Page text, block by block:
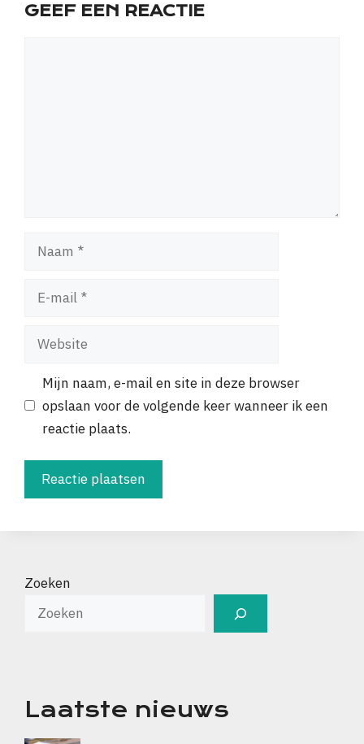
GEEF EEN REACTIE
Naam
Website
Mijn naam, e-mail en site in deze browser
opslaan voor de volgende keer wanneer ik een
reactie plaats.
Zoeken
Laatste nieuws